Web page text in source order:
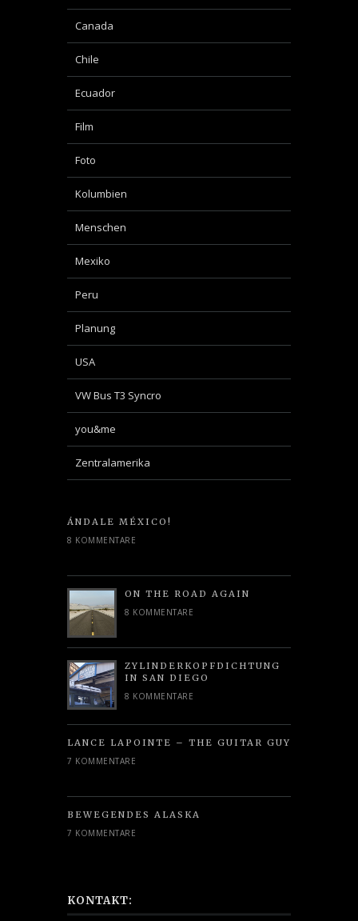
Canada
Chile
Ecuador
Film
Foto
Kolumbien
Menschen
Mexiko
Peru
Planung
USA
VW Bus T3 Syncro
you&me
Zentralamerika
ÁNDALE MÉXICO!
8 KOMMENTARE
ON THE ROAD AGAIN
8 KOMMENTARE
ZYLINDERKOPFDICHTUNG
IN SAN DIEGO
8 KOMMENTARE
LANCE LAPOINTE – THE GUITAR GUY
7 KOMMENTARE
BEWEGENDES ALASKA
7 KOMMENTARE
KONTAKT: